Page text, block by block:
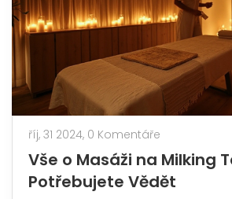
říj, 31 2024, 0 Komentáře
Vše o Masáži na Milking
Potřebujete Vědět